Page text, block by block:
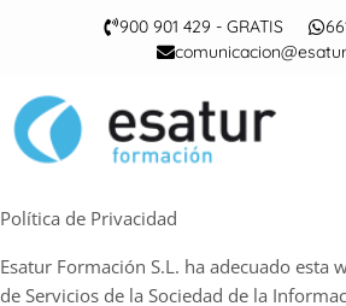
900 901 429 - GRATIS
Política de Privacidad
Esatur Formación S.L. ha adecuado esta
de Servicios de la Sociedad de la